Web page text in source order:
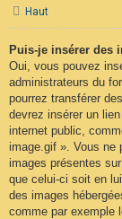
Haut
Puis-je insérer des
Oui, vous pouvez
administrateurs du
pourrez transférer
devrez insérer un
internet public,
image.gif ». Vous ne
images présentes
que celui-ci soit en
des images
comme par exemple